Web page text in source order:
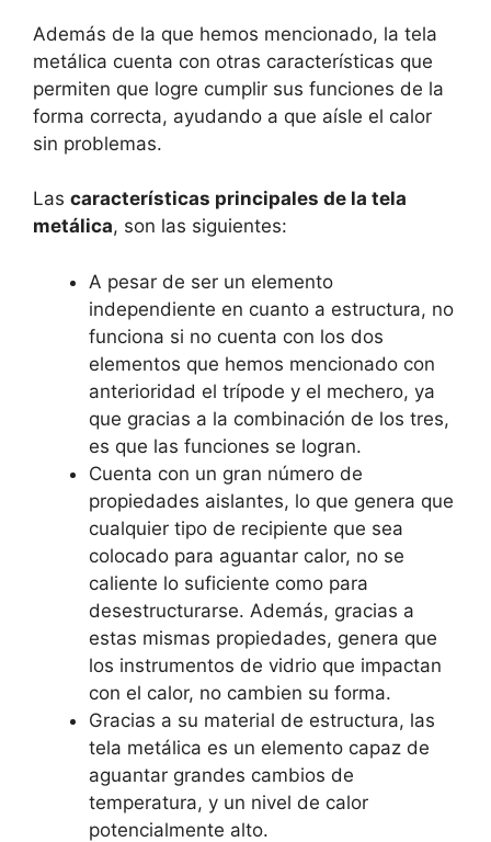
Además de la que hemos mencionado, la tela
metálica cuenta con otras características que
permiten que logre cumplir sus funciones de la
forma correcta, ayudando a que aísle el calor
sin problemas.
Las características principales de la tela
metálica, son las siguientes:
A pesar de ser un elemento
independiente en cuanto a estructura, no
funciona si no cuenta con los dos
elementos que hemos mencionado con
anterioridad el trípode y el mechero, ya
que gracias a la combinación de los tres,
es que las funciones se logran.
Cuenta con un gran número de
propiedades aislantes, lo que genera que
cualquier tipo de recipiente que sea
colocado para aguantar calor, no se
caliente lo suficiente como para
desestructurarse. Además, gracias a
estas mismas propiedades, genera que
los instrumentos de vidrio que impactan
con el calor, no cambien su forma.
Gracias a su material de estructura, las
tela metálica es un elemento capaz de
aguantar grandes cambios de
temperatura, y un nivel de calor
potencialmente alto.